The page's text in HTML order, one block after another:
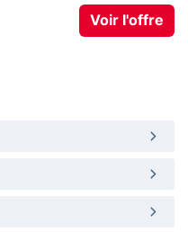
Voir l'offre